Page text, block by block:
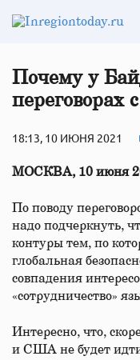
Почему у
переговорах
18:13, 10 ИЮНЯ 2021
МОСКВА, 10 июня
По поводу
надо подчеркнуть,
контуры тем, по
глобальная
совпадения
«сотрудничество»
Интересно, что,
и США не будет